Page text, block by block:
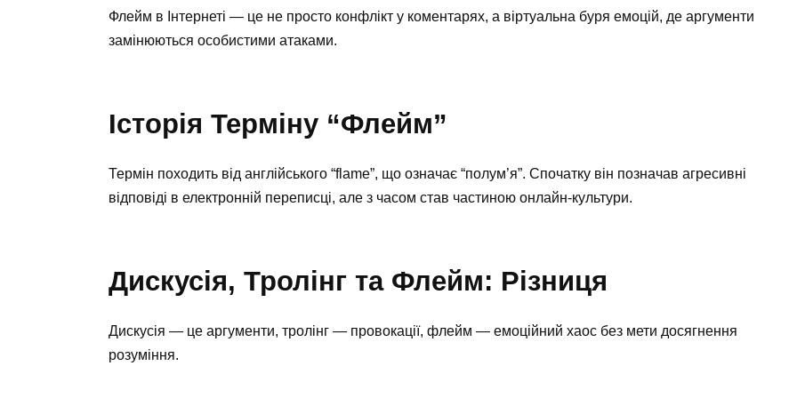
Флейм в Інтернеті — це не просто конфлікт у коментарях, а віртуальна буря емоцій, де аргументи
замінюються особистими атаками.
Історія Терміну “Флейм”
Термін походить від англійського “flame”, що означає “полум’я”. Спочатку він позначав агресивні
відповіді в електронній переписці, але з часом став частиною онлайн-культури.
Дискусія, Тролінг та Флейм: Різниця
Дискусія — це аргументи, тролінг — провокації, флейм — емоційний хаос без мети досягнення
розуміння.